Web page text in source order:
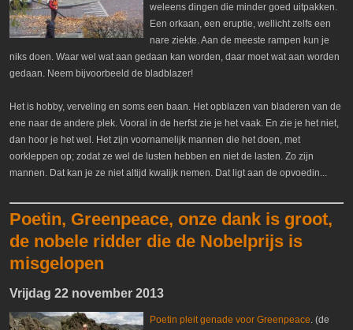
weleens dingen die minder goed uitpakken.
Een orkaan, een eruptie, wellicht zelfs een
nare ziekte. Aan de meeste rampen kun je
niks doen. Waar wel wat aan gedaan kan worden, daar moet wat aan worden
gedaan. Neem bijvoorbeeld de bladblazer!
Het is hobby, verveling en soms een baan. Het opblazen van bladeren van de
ene naar de andere plek. Vooral in de herfst zie je het vaak. En zie je het niet,
dan hoor je het wel. Het zijn voornamelijk mannen die het doen, met
oorkleppen op; zodat ze wel de lusten hebben en niet de lasten. Zo zijn
mannen. Dat kan je ze niet altijd kwalijk nemen. Dat ligt aan de opvoedin...
Poetin, Greenpeace, onze dank is groot,
de nobele ridder die de Nobelprijs is
misgelopen
Vrijdag 22 november 2013
Poetin pleit genade voor Greenpeace. (de